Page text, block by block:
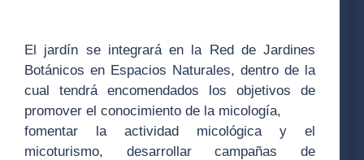
El jardín se integrará en la Red de Jardines
Botánicos en Espacios Naturales, dentro de la
cual tendrá encomendados los objetivos de
promover el conocimiento de la micología,
fomentar la actividad micológica y el
micoturismo, desarrollar campañas de